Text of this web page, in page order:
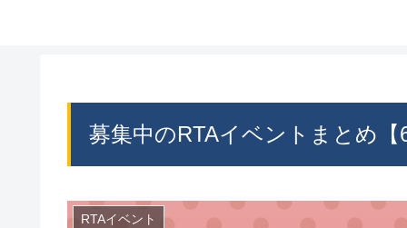
募集中のRTAイベントまとめ【
RTAイベント